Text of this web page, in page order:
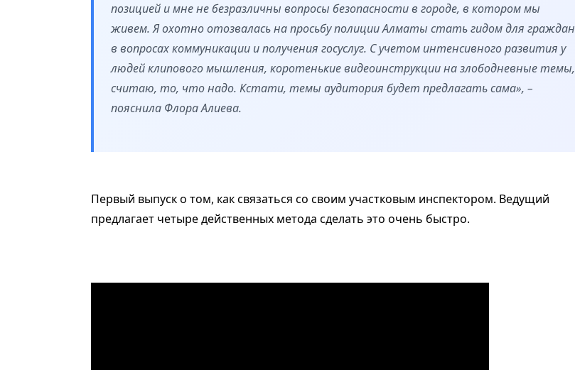
позицией и мне не безразличны вопросы безопасности в городе, в котором мы
живем. Я охотно отозвалась на просьбу полиции Алматы стать гидом для граждан
в вопросах коммуникации и получения госуслуг. С учетом интенсивного развития у
людей клипового мышления, коротенькие видеоинструкции на злободневные темы,
считаю, то, что надо. Кстати, темы аудитория будет предлагать сама», –
пояснила Флора Алиева.
Первый выпуск о том, как связаться со своим участковым инспектором. Ведущий
предлагает четыре действенных метода сделать это очень быстро.